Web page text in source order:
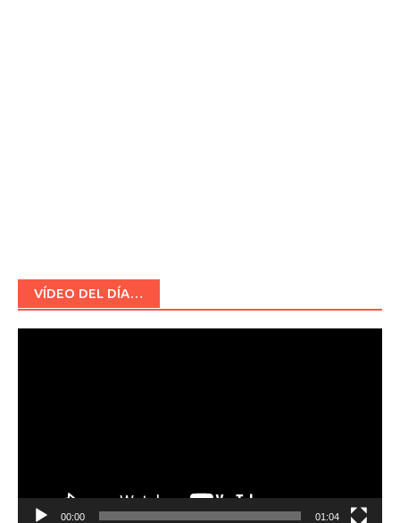
VÍDEO DEL DÍA…
00:00 01:04